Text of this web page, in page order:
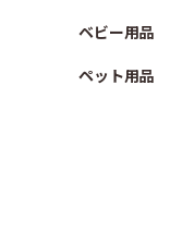
ベビー用品
ペット用品